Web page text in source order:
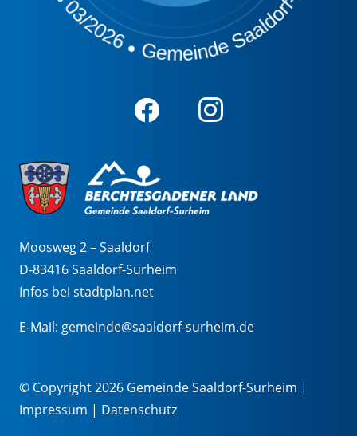
Moosweg 2 – Saaldorf
D-83416 Saaldorf-Surheim
Infos bei stadtplan.net
E-Mail: gemeinde@saaldorf-surheim.de
© Copyright 2026 Gemeinde Saaldorf-Surheim |
Impressum | Datenschutz